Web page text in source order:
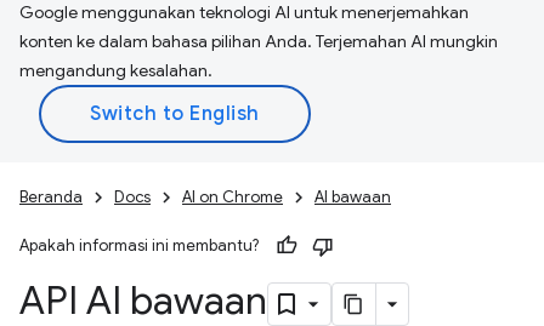
Google menggunakan teknologi AI untuk menerjemahkan
konten ke dalam bahasa pilihan Anda. Terjemahan AI mungkin
mengandung kesalahan.
Beranda Docs AI on Chrome AI bawaan
Apakah informasi ini membantu?
API AI bawaan